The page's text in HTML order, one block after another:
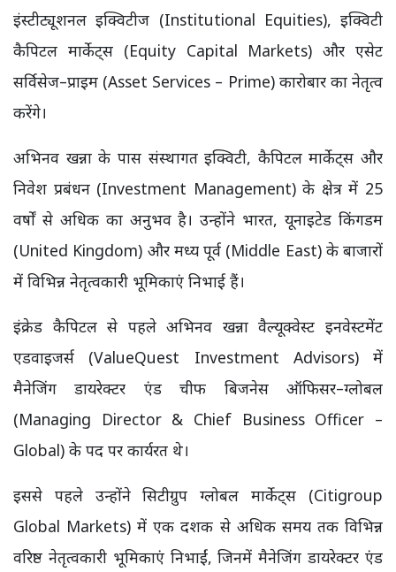
इंस्टीट्यूशनल इक्विटीज (Institutional Equities), इक्विटी
कैपिटल मार्केट्स (Equity Capital Markets) और एसेट
सर्विसेज–प्राइम (Asset Services – Prime) कारोबार का नेतृत्व
करेंगे।
अभिनव खन्ना के पास संस्थागत इक्विटी, कैपिटल मार्केट्स और
निवेश प्रबंधन (Investment Management) के क्षेत्र में 25
वर्षों से अधिक का अनुभव है। उन्होंने भारत, यूनाइटेड किंगडम
(United Kingdom) और मध्य पूर्व (Middle East) के बाजारों
में विभिन्न नेतृत्वकारी भूमिकाएं निभाई हैं।
इंक्रेड कैपिटल से पहले अभिनव खन्ना वैल्यूक्वेस्ट इनवेस्टमेंट
एडवाइजर्स (ValueQuest Investment Advisors) में
मैनेजिंग डायरेक्टर एंड चीफ बिजनेस ऑफिसर–ग्लोबल
(Managing Director & Chief Business Officer –
Global) के पद पर कार्यरत थे।
इससे पहले उन्होंने सिटीग्रुप ग्लोबल मार्केट्स (Citigroup
Global Markets) में एक दशक से अधिक समय तक विभिन्न
वरिष्ठ नेतृत्वकारी भूमिकाएं निभाईं, जिनमें मैनेजिंग डायरेक्टर एंड